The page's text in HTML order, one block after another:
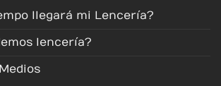
llegará mi Lencería?
lencería?